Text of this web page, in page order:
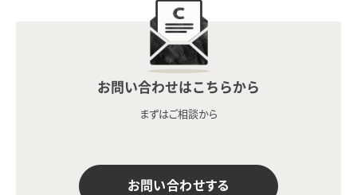
お問い合わせはこちらから
まずはご相談から
お問い合わせする